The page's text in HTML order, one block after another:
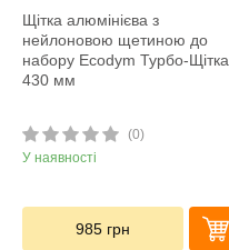
Щітка алюмінієва з
нейлоновою щетиною до
набору Ecodym Турбо-Щітка
430 мм
(0)
У наявності
985 грн